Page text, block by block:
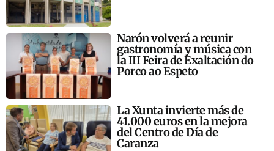
Narón volverá a reunir
gastronomía y música con
la III Feira de Exaltación do
Porco ao Espeto
La Xunta invierte más de
41.000 euros en la mejora
del Centro de Día de
Caranza